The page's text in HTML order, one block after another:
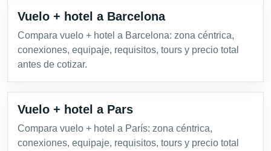
Vuelo + hotel a Barcelona
Compara vuelo + hotel a Barcelona: zona céntrica,
conexiones, equipaje, requisitos, tours y precio total
antes de cotizar.
Vuelo + hotel a Pars
Compara vuelo + hotel a París: zona céntrica,
conexiones, equipaje, requisitos, tours y precio total